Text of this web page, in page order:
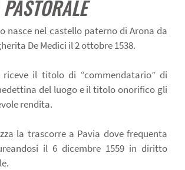
nasce nel castello paterno di Arona da
De Medici il 2 ottobre 1538.
il titolo di “commendatario” di
del luogo e il titolo onorifico gli
rendita.
la trascorre a Pavia dove frequenta
il 6 dicembre 1559 in diritto